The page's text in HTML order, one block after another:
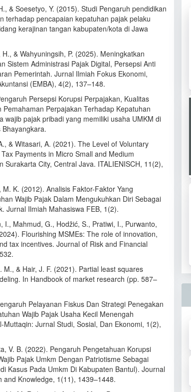
& Soesetyo, Y. (2015). Studi Pengaruh pendidikan
terhadap pencapaian kepatuhan pajak pelaku
kerajinan tangan kabupaten/kota di Jawa
& Wahyuningsih, P. (2025). Meningkatkan
Sistem Administrasi Pajak Digital, Persepsi Anti
Pemerintah. Jurnal Ilmiah Fokus Ekonomi,
(EMBA), 4(2), 137–148.
Persepsi Korupsi Perpajakan, Kualitas
Pemahaman Perpajakan Terhadap Kepatuhan
wajib pajak pribadi yang memiliki usaha UMKM di
& Witasari, A. (2021). The Level of Voluntary
Payments in Micro Small and Medium
Surakarta City, Central Java. ITALIENISCH, 11(2),
M. K. (2012). Analisis Faktor-Faktor Yang
Wajib Pajak Dalam Mengukuhkan Diri Sebagai
Jurnal Ilmiah Mahasiswa FEB, 1(2).
I., Mahmud, G., Hodžić, S., Pratiwi, I., Purwanto,
Flourishing MSMEs: The role of innovation,
tax incentives. Journal of Risk and Financial
M., & Hair, J. F. (2021). Partial least squares
In Handbook of market research (pp. 587–
Pelayanan Fiskus Dan Strategi Penegakan
Wajib Pajak Usaha Kecil Menengah
Muttaqin: Jurnal Studi, Sosial, Dan Ekonomi, 1(2),
V. B. (2022). Pengaruh Pengetahuan Korupsi
Pajak Umkm Dengan Patriotisme Sebagai
Kasus Pada Umkm Di Kabupaten Bantul). Journal
and Knowledge, 1(11), 1439–1448.